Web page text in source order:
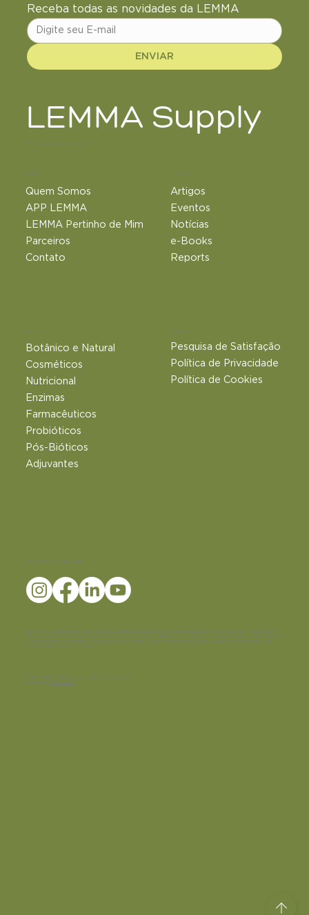
Receba todas as novidades da LEMMA
ENVIAR
LEMMA Supply
+18 de anos de ciência e inovação
LEMMA
Quem Somos
APP LEMMA
LEMMA Pertinho de Mim
Parceiros
Contato
Conteúdos
Artigos
Eventos
Notícias
e-Books
Reports
Produtos
Botânico e Natural​
Cosméticos
Nutricional
Enzimas
Farmacêuticos
Probióticos
Pós-Bióticos
Adjuvantes
Outros Links
Pesquisa de Satisfação
Política de Privacidade
Política de Cookies
Siga a LEMMA nas Redes Sociais
Disclaimer:
Conteúdo dirigido exclusivamente às farmácias magistrais e profissionais habilitados da área da saúde. Possui caráter
informativo e não dispensa da avaliação criteriosa do profissional habilitado da área da saúde, mediante as necessidades individuais
e a prática clínica. A reprodução e divulgação deste material é restrita a profissionais da saúde e não deve ser veiculada em
quaisquer mídias escritas ou digitais.
© 2025 LEMMA SUPPLY - Todos os direitos reservados.
Produced by Verity Digital